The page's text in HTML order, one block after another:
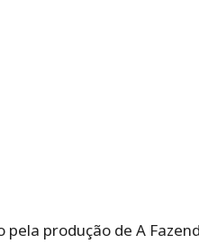
pela produção de A